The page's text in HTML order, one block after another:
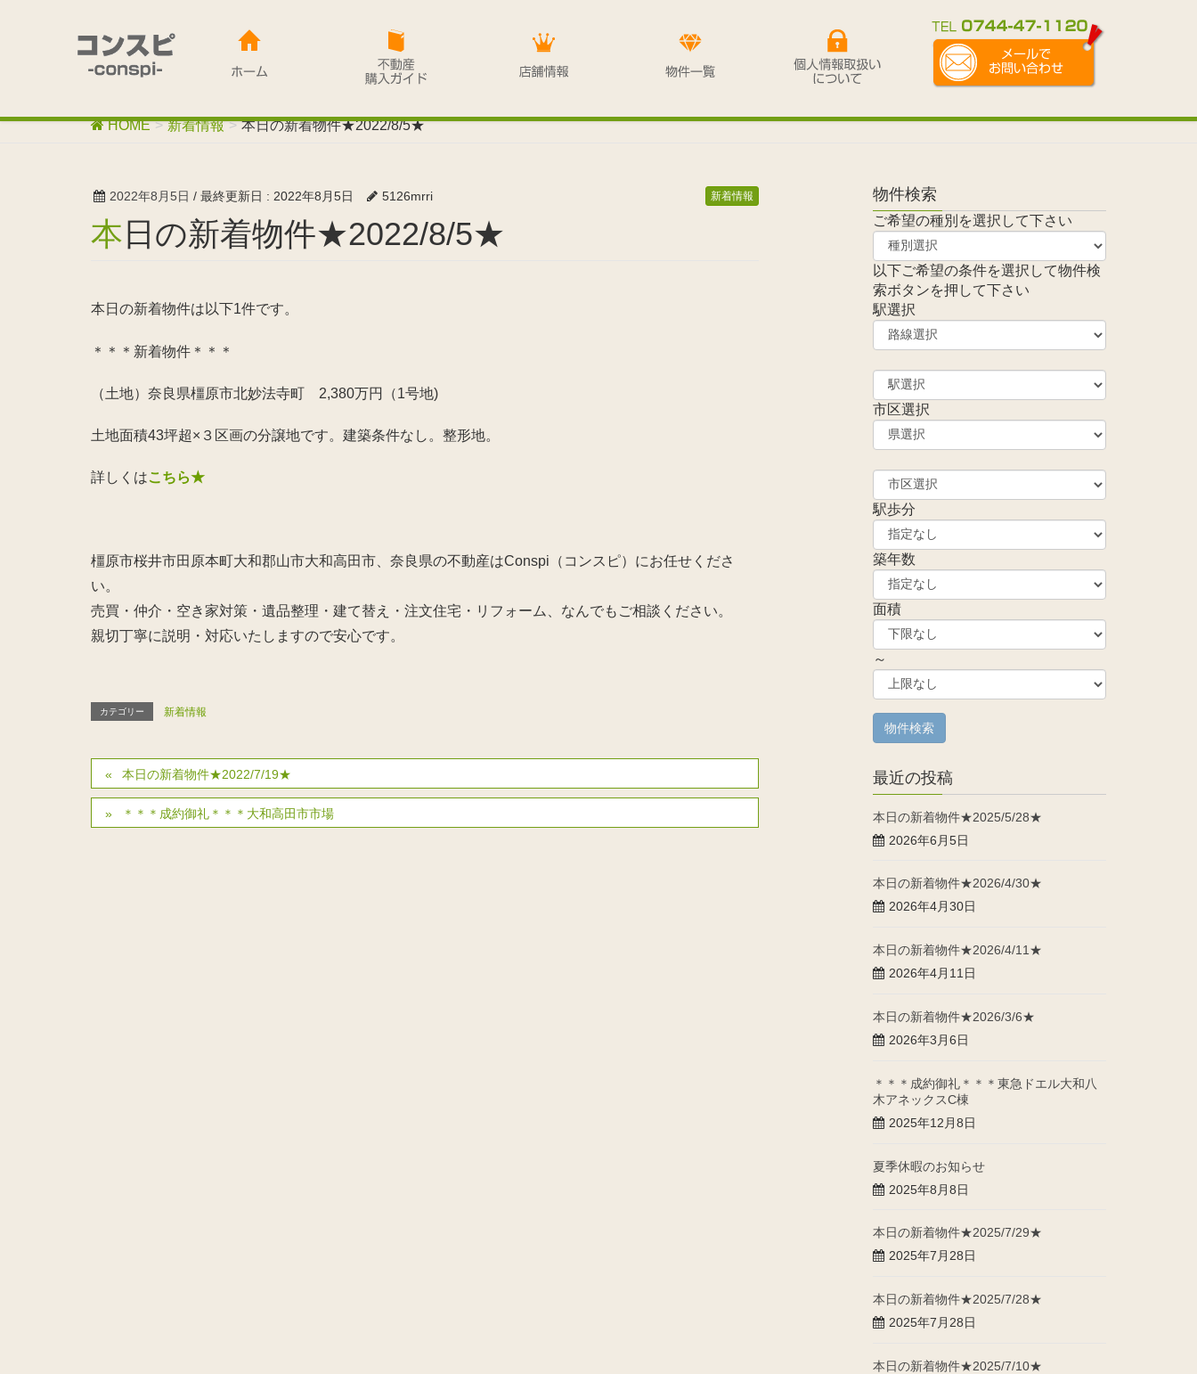
HOME 新着情報 本日の新着物件★2022/8/5★
2022年8月5日 / 最終更新日 : 2022年8月5日 5126mrri 新着情報
本日の新着物件★2022/8/5★
本日の新着物件は以下1件です。
＊＊＊新着物件＊＊＊
（土地）奈良県橿原市北妙法寺町 2,380万円（1号地)
土地面積43坪超×３区画の分譲地です。建築条件なし。整形地。
詳しくはこちら★
橿原市桜井市田原本町大和郡山市大和高田市、奈良県の不動産はConspi（コンスピ）にお任せくださ
い。
売買・仲介・空き家対策・遺品整理・建て替え・注文住宅・リフォーム、なんでもご相談ください。
親切丁寧に説明・対応いたしますので安心です。
カテゴリー 新着情報
本日の新着物件★2022/7/19★
＊＊＊成約御礼＊＊＊大和高田市市場
物件検索
ご希望の種別を選択して下さい
以下ご希望の条件を選択して物件検
索ボタンを押して下さい
駅選択
市区選択
駅歩分
築年数
面積
～
最近の投稿
本日の新着物件★2025/5/28★
2026年6月5日
本日の新着物件★2026/4/30★
2026年4月30日
本日の新着物件★2026/4/11★
2026年4月11日
本日の新着物件★2026/3/6★
2026年3月6日
＊＊＊成約御礼＊＊＊東急ドエル大和八
木アネックスC棟
2025年12月8日
夏季休暇のお知らせ
2025年8月8日
本日の新着物件★2025/7/29★
2025年7月28日
本日の新着物件★2025/7/28★
2025年7月28日
本日の新着物件★2025/7/10★